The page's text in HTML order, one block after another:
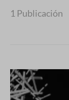
1 Publicación